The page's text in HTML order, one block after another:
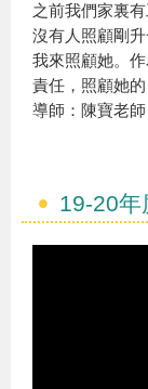
之前我們家裏
沒有人照顧剛
我來照顧她。
責任，照顧她的
導師：陳寶老師
19-20年